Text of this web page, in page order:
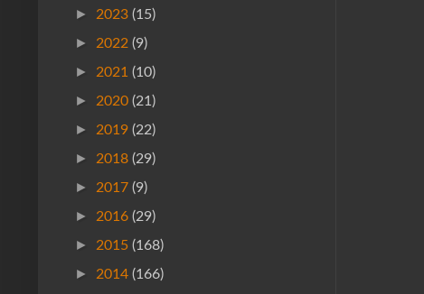
► 2023 (15)
► 2022 (9)
► 2021 (10)
► 2020 (21)
► 2019 (22)
► 2018 (29)
► 2017 (9)
► 2016 (29)
► 2015 (168)
► 2014 (166)